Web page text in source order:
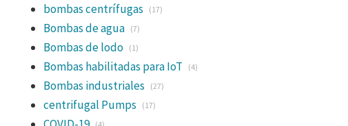
bombas centrífugas (17)
Bombas de agua (7)
Bombas de lodo (1)
Bombas habilitadas para IoT (4)
Bombas industriales (27)
centrifugal Pumps (17)